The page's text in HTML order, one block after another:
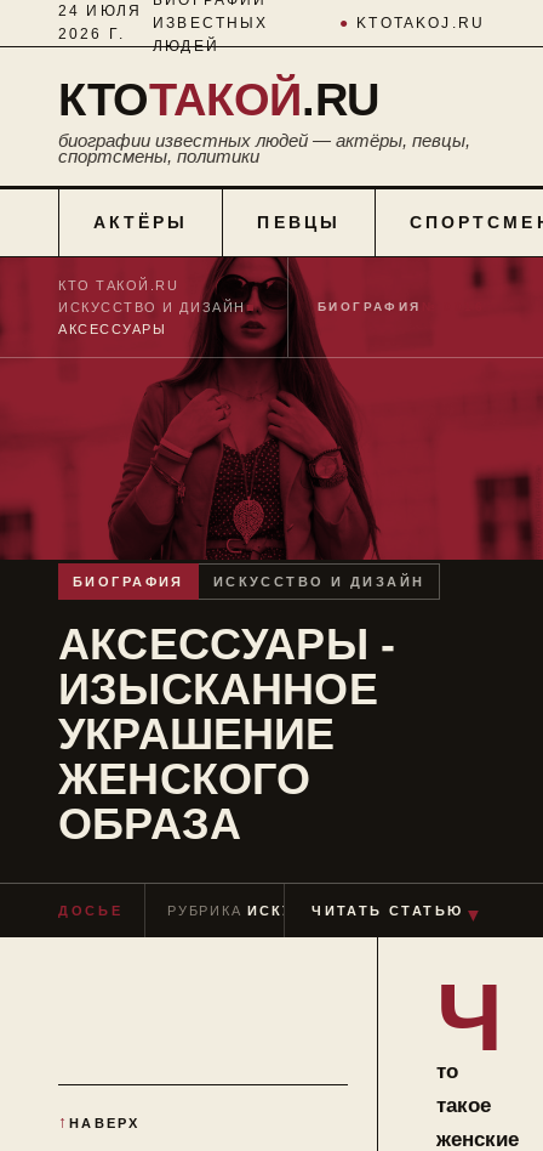
24 ИЮЛЯ
2026 Г.
ИЗВЕСТНЫХ
ЛЮДЕЙ
● KTOTAKOJ.RU
КТОТАКОЙ.RU
биографии известных людей — актёры, певцы,
спортсмены, политики
АКТЁРЫ ПЕВЦЫ
КТО ТАКОЙ.RU
ИСКУССТВО И ДИЗАЙН■
АКСЕССУАРЫ
БИОГРАФИЯ
БИОГРАФИЯ ИСКУССТВО И ДИЗАЙН
АКСЕССУАРЫ -
ИЗЫСКАННОЕ
УКРАШЕНИЕ
ЖЕНСКОГО
ОБРАЗА
ДОСЬЕ РУБРИКАИСКУССТВО И ДИЗАЙН
ЧИТАТЬ СТАТЬЮ ▼
НАВЕРХ
Ч
то
такое
женские